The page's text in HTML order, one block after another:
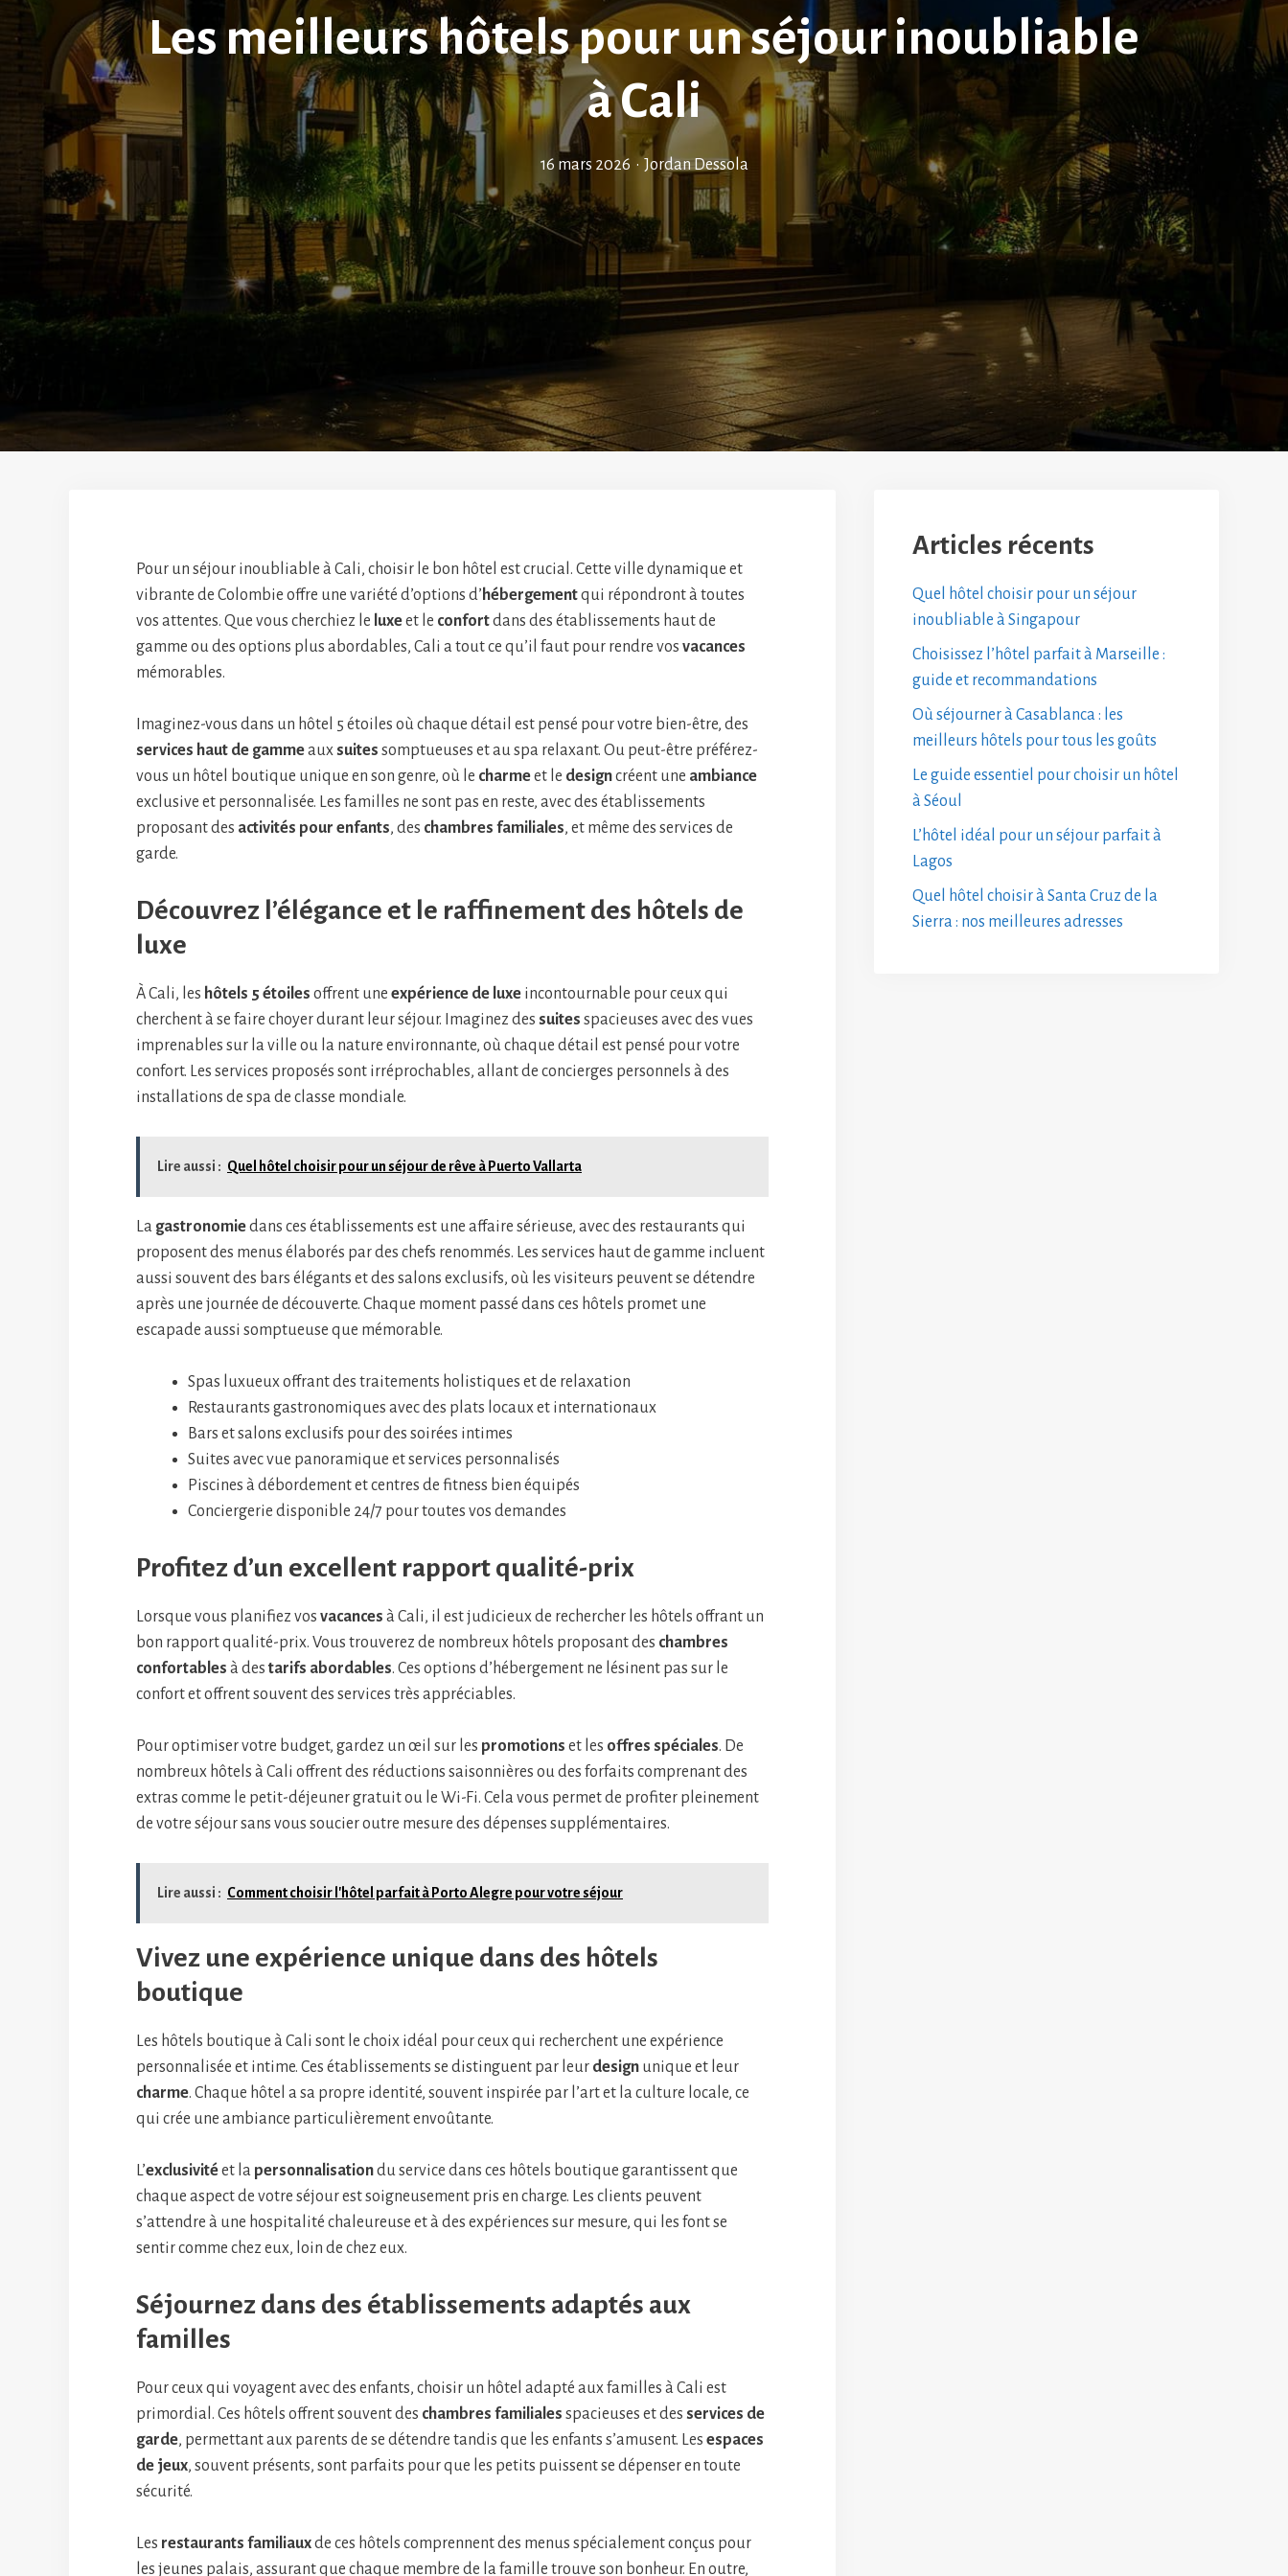
Les meilleurs hôtels pour un séjour inoubliable
à Cali
16 mars 2026 • Jordan Dessola
Pour un séjour inoubliable à Cali, choisir le bon hôtel est crucial. Cette ville dynamique et
vibrante de Colombie offre une variété d’options d’ hébergementqui répondront à toutes
vos attentes. Que vous cherchiez le luxeet le confortdans des établissements haut de
gamme ou des options plus abordables, Cali a tout ce qu’il faut pour rendre vos vacances
mémorables.
Imaginez-vous dans un hôtel 5 étoiles où chaque détail est pensé pour votre bien-être, des
services haut de gammeauxsuites somptueuses et au spa relaxant. Ou peut-être préférez-
vous un hôtel boutique unique en son genre, où le charmeet le designcréent une ambiance
exclusive et personnalisée. Les familles ne sont pas en reste, avec des établissements
proposant des activités pour enfants, des chambres familiales, et même des services de
garde.
Découvrez l’élégance et le raffinement des hôtels de
luxe
À Cali, les hôtels 5 étoiles offrent une expérience de luxe incontournable pour ceux qui
cherchent à se faire choyer durant leur séjour. Imaginez des suites spacieuses avec des vues
imprenables sur la ville ou la nature environnante, où chaque détail est pensé pour votre
confort. Les services proposés sont irréprochables, allant de concierges personnels à des
installations de spa de classe mondiale.
Lire aussi : Quel hôtel choisir pour un séjour de rêve à Puerto Vallarta
La gastronomiedans ces établissements est une affaire sérieuse, avec des restaurants qui
proposent des menus élaborés par des chefs renommés. Les services haut de gamme incluent
aussi souvent des bars élégants et des salons exclusifs, où les visiteurs peuvent se détendre
après une journée de découverte. Chaque moment passé dans ces hôtels promet une
escapade aussi somptueuse que mémorable.
Spas luxueux offrant des traitements holistiques et de relaxation
Restaurants gastronomiques avec des plats locaux et internationaux
Bars et salons exclusifs pour des soirées intimes
Suites avec vue panoramique et services personnalisés
Piscines à débordement et centres de fitness bien équipés
Conciergerie disponible 24/7 pour toutes vos demandes
Profitez d’un excellent rapport qualité-prix
Lorsque vous planifiez vos vacances à Cali, il est judicieux de rechercher les hôtels offrant un
bon rapport qualité-prix. Vous trouverez de nombreux hôtels proposant des chambres
confortables à des tarifs abordables. Ces options d’hébergement ne lésinent pas sur le
confort et offrent souvent des services très appréciables.
Pour optimiser votre budget, gardez un œil sur les promotions et les offres spéciales. De
nombreux hôtels à Cali offrent des réductions saisonnières ou des forfaits comprenant des
extras comme le petit-déjeuner gratuit ou le Wi-Fi. Cela vous permet de profiter pleinement
de votre séjour sans vous soucier outre mesure des dépenses supplémentaires.
Lire aussi : Comment choisir l'hôtel parfait à Porto Alegre pour votre séjour
Vivez une expérience unique dans des hôtels
boutique
Les hôtels boutique à Cali sont le choix idéal pour ceux qui recherchent une expérience
personnalisée et intime. Ces établissements se distinguent par leur design unique et leur
charme. Chaque hôtel a sa propre identité, souvent inspirée par l’art et la culture locale, ce
qui crée une ambiance particulièrement envoûtante.
L’exclusivitéet la personnalisationdu service dans ces hôtels boutique garantissent que
chaque aspect de votre séjour est soigneusement pris en charge. Les clients peuvent
s’attendre à une hospitalité chaleureuse et à des expériences sur mesure, qui les font se
sentir comme chez eux, loin de chez eux.
Séjournez dans des établissements adaptés aux
familles
Pour ceux qui voyagent avec des enfants, choisir un hôtel adapté aux familles à Cali est
primordial. Ces hôtels offrent souvent des chambres familiales spacieuses et des services de
garde, permettant aux parents de se détendre tandis que les enfants s’amusent. Les espaces
de jeux, souvent présents, sont parfaits pour que les petits puissent se dépenser en toute
sécurité.
Les restaurants familiauxde ces hôtels comprennent des menus spécialement conçus pour
les jeunes palais, assurant que chaque membre de la famille trouve son bonheur. En outre,
Articles récents
Quel hôtel choisir pour un séjour
inoubliable à Singapour
Choisissez l’hôtel parfait à Marseille :
guide et recommandations
Où séjourner à Casablanca : les
meilleurs hôtels pour tous les goûts
Le guide essentiel pour choisir un hôtel
à Séoul
L’hôtel idéal pour un séjour parfait à
Lagos
Quel hôtel choisir à Santa Cruz de la
Sierra : nos meilleures adresses